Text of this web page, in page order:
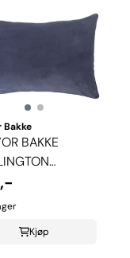
Bakke
BAKKE
-
...
Kjøp